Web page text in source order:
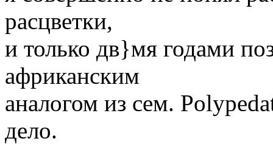
расцветки,
и только дв}мя годами
африканским
аналогом из сем.
дело.